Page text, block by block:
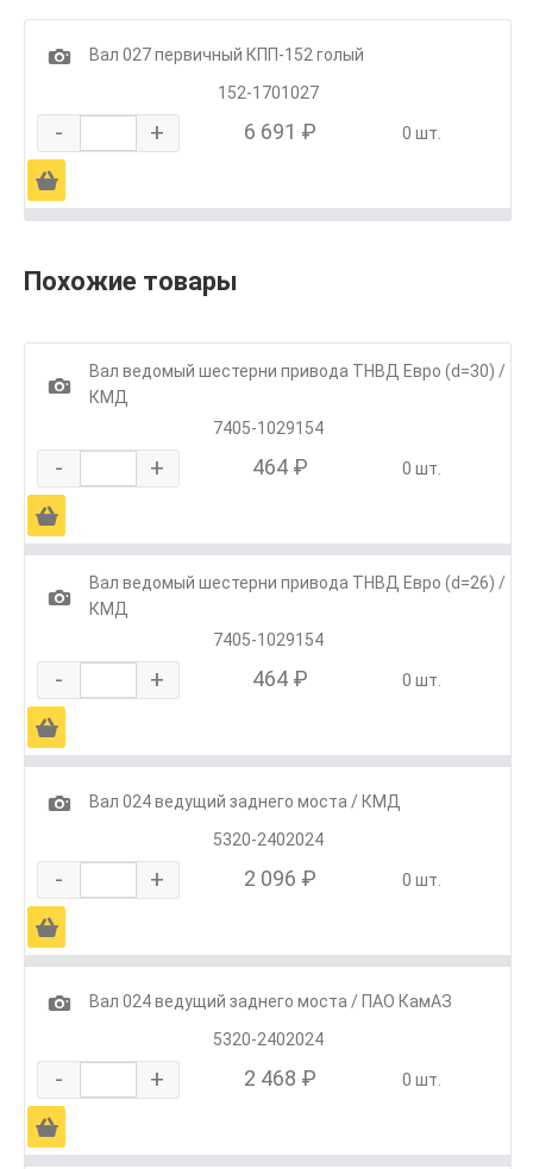
1
Вал 027 первичный КПП-152 голый
152-1701027
- + 6 691 ₽ 0 шт.
Ä
Похожие товары
1
Вал ведомый шестерни привода ТНВД Евро (d=30) /
КМД
7405-1029154
- + 464 ₽ 0 шт.
Ä
1
Вал ведомый шестерни привода ТНВД Евро (d=26) /
КМД
7405-1029154
- + 464 ₽ 0 шт.
Ä
1
Вал 024 ведущий заднего моста / КМД
5320-2402024
- + 2 096 ₽ 0 шт.
Ä
1
Вал 024 ведущий заднего моста / ПАО КамАЗ
5320-2402024
- + 2 468 ₽ 0 шт.
Ä